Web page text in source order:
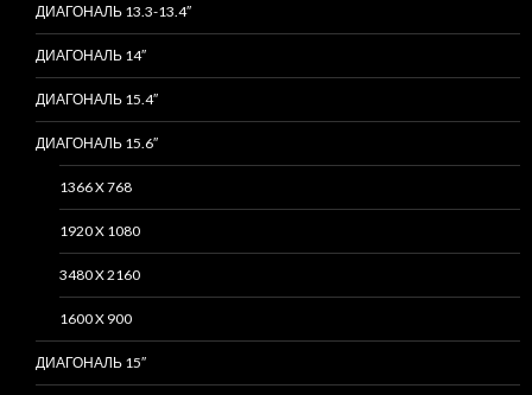
ДИАГОНАЛЬ 13.3-13.4″
ДИАГОНАЛЬ 14″
ДИАГОНАЛЬ 15.4″
ДИАГОНАЛЬ 15.6″
1366 X 768
1920 X 1080
3480 X 2160
1600 X 900
ДИАГОНАЛЬ 15″